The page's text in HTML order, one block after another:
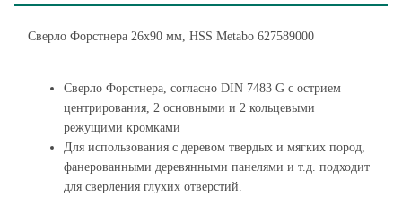
Сверло Форстнера 26х90 мм, HSS Metabo 627589000
Сверло Форстнера, согласно DIN 7483 G с острием
центрирования, 2 основными и 2 кольцевыми
режущими кромками
Для использования с деревом твердых и мягких пород,
фанерованными деревянными панелями и т.д. подходит
для сверления глухих отверстий.